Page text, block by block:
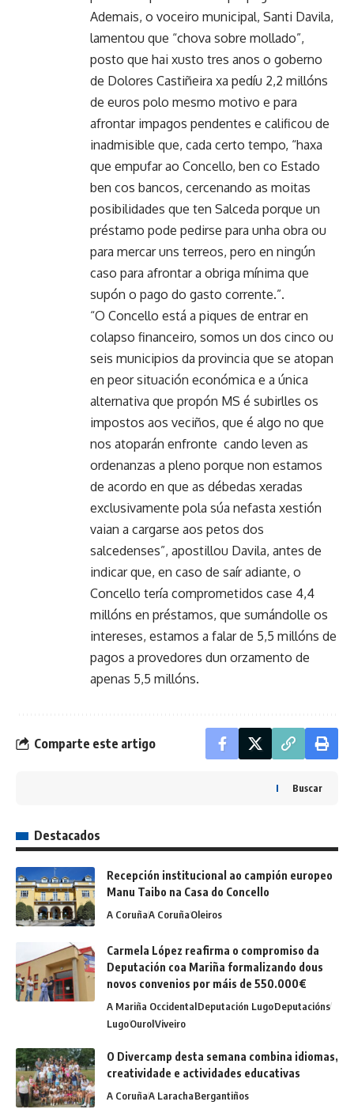
Ademais, o voceiro municipal, Santi Davila,
lamentou que “chova sobre mollado”,
posto que hai xusto tres anos o goberno
de Dolores Castiñeira xa pedíu 2,2 millóns
de euros polo mesmo motivo e para
afrontar impagos pendentes e calificou de
inadmisible que, cada certo tempo, “haxa
que empufar ao Concello, ben co Estado
ben cos bancos, cercenando as moitas
posibilidades que ten Salceda porque un
préstamo pode pedirse para unha obra ou
para mercar uns terreos, pero en ningún
caso para afrontar a obriga mínima que
supón o pago do gasto corrente.”.
“O Concello está a piques de entrar en
colapso financeiro, somos un dos cinco ou
seis municipios da provincia que se atopan
en peor situación económica e a única
alternativa que propón MS é subirlles os
impostos aos veciños, que é algo no que
nos atoparán enfronte cando leven as
ordenanzas a pleno porque non estamos
de acordo en que as débedas xeradas
exclusivamente pola súa nefasta xestión
vaian a cargarse aos petos dos
salcedenses”, apostillou Davila, antes de
indicar que, en caso de saír adiante, o
Concello tería comprometidos case 4,4
millóns en préstamos, que sumándolle os
intereses, estamos a falar de 5,5 millóns de
pagos a provedores dun orzamento de
apenas 5,5 millóns.
Comparte este artigo
Buscar
Destacados
Recepción institucional ao campión europeo
Manu Taibo na Casa do Concello
A CoruñaA CoruñaOleiros
Carmela López reafirma o compromiso da
Deputación coa Mariña formalizando dous
novos convenios por máis de 550.000€
A Mariña OccidentalDeputación LugoDeputacións
LugoOurolViveiro
O Divercamp desta semana combina idiomas,
creatividade e actividades educativas
A CoruñaA LarachaBergantiños